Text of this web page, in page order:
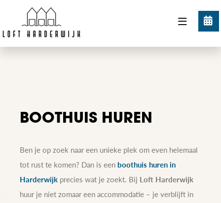
BOOTHUIS HUREN
Ben je op zoek naar een unieke plek om even helemaal
tot rust te komen? Dan is een boothuis huren in
Harderwijk precies wat je zoekt. Bij Loft Harderwijk
huur je niet zomaar een accommodatie – je verblijft in